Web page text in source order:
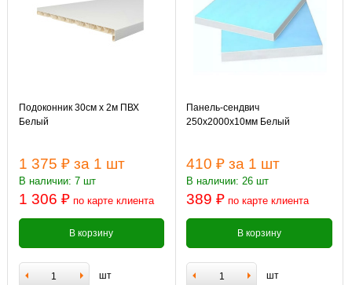
Подоконник 30см х 2м ПВХ
Белый
1 375 ₽ за 1 шт
В наличии: 7 шт
1 306 ₽ по карте клиента
В корзину
шт
Панель-сендвич
250х2000х10мм Белый
410 ₽ за 1 шт
В наличии: 26 шт
389 ₽ по карте клиента
В корзину
шт